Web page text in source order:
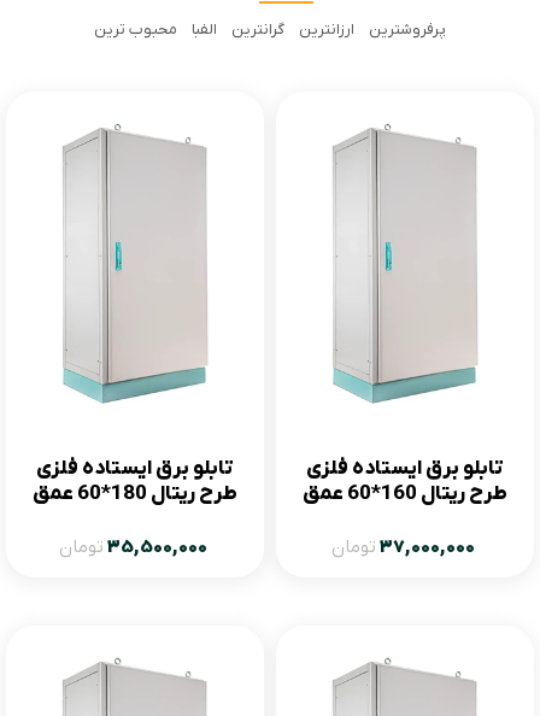
پرفروشترین ارزانترین گرانترین الفبا محبوب ترین
تابلو برق ایستاده فلزی
طرح ریتال 160*60 عمق
37,000,000 تومان
تابلو برق ایستاده فلزی
طرح ریتال 180*60 عمق
35,500,000 تومان